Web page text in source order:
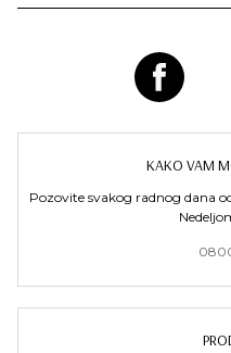
KAKO VAM
Pozovite svakog radnog dana